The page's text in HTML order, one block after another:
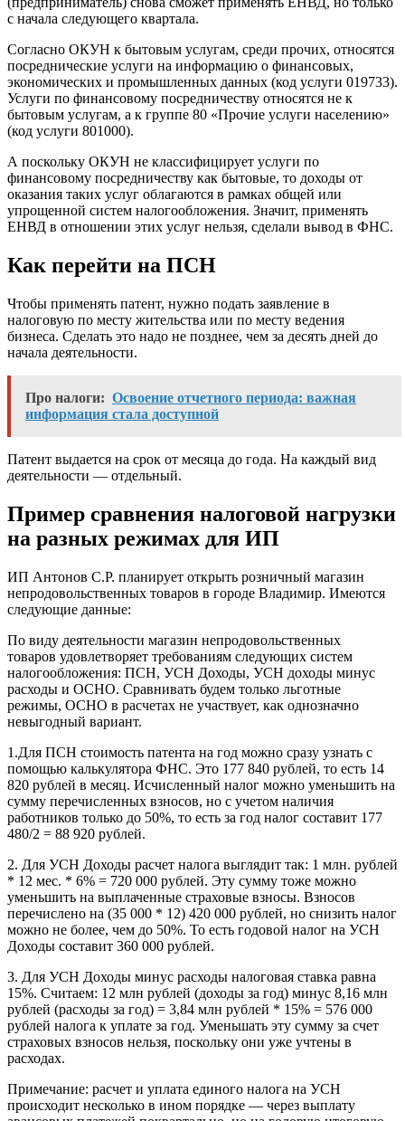
с начала следующего квартала.
Согласно ОКУН к бытовым услугам, среди прочих, относятся
посреднические услуги на информацию о финансовых,
экономических и промышленных данных (код услуги 019733).
Услуги по финансовому посредничеству относятся не к
бытовым услугам, а к группе 80 «Прочие услуги населению»
(код услуги 801000).
А поскольку ОКУН не классифицирует услуги по
финансовому посредничеству как бытовые, то доходы от
оказания таких услуг облагаются в рамках общей или
упрощенной систем налогообложения. Значит, применять
ЕНВД в отношении этих услуг нельзя, сделали вывод в ФНС.
Как перейти на ПСН
Чтобы применять патент, нужно подать заявление в
налоговую по месту жительства или по месту ведения
бизнеса. Сделать это надо не позднее, чем за десять дней до
начала деятельности.
Про налоги: Освоение отчетного периода: важная
информация стала доступной
Патент выдается на срок от месяца до года. На каждый вид
деятельности — отдельный.
Пример сравнения налоговой нагрузки
на разных режимах для ИП
ИП Антонов С.Р. планирует открыть розничный магазин
непродовольственных товаров в городе Владимир. Имеются
следующие данные:
По виду деятельности магазин непродовольственных
товаров удовлетворяет требованиям следующих систем
налогообложения: ПСН, УСН Доходы, УСН доходы минус
расходы и ОСНО. Сравнивать будем только льготные
режимы, ОСНО в расчетах не участвует, как однозначно
невыгодный вариант.
1.Для ПСН стоимость патента на год можно сразу узнать с
помощью калькулятора ФНС. Это 177 840 рублей, то есть 14
820 рублей в месяц. Исчисленный налог можно уменьшить на
сумму перечисленных взносов, но с учетом наличия
работников только до 50%, то есть за год налог составит 177
480/2 = 88 920 рублей.
2. Для УСН Доходы расчет налога выглядит так: 1 млн. рублей
* 12 мес. * 6% = 720 000 рублей. Эту сумму тоже можно
уменьшить на выплаченные страховые взносы. Взносов
перечислено на (35 000 * 12) 420 000 рублей, но снизить налог
можно не более, чем до 50%. То есть годовой налог на УСН
Доходы составит 360 000 рублей.
3. Для УСН Доходы минус расходы налоговая ставка равна
15%. Считаем: 12 млн рублей (доходы за год) минус 8,16 млн
рублей (расходы за год) = 3,84 млн рублей * 15% = 576 000
рублей налога к уплате за год. Уменьшать эту сумму за счет
страховых взносов нельзя, поскольку они уже учтены в
расходах.
Примечание: расчет и уплата единого налога на УСН
происходит несколько в ином порядке — через выплату